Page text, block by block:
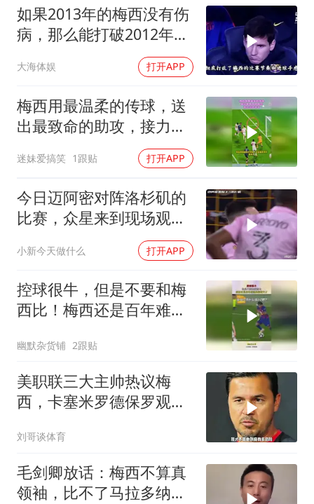
乐享全民健身 共筑健康中国
如果2013年的梅西没有伤
病，那么能打破2012年自
大海体娱 打开APP
梅西用最温柔的传球，送
出最致命的助攻，接力完
迷妹爱搞笑 1跟贴 打开APP
今日迈阿密对阵洛杉矶的
比赛，众星来到现场观看
小新今天做什么 打开APP
控球很牛，但是不要和梅
西比！梅西还是百年难遇
幽默杂货铺 2跟贴
美职联三大主帅热议梅
西，卡塞米罗德保罗观点
刘哥谈体育
毛剑卿放话：梅西不算真
领袖，比不了马拉多纳和